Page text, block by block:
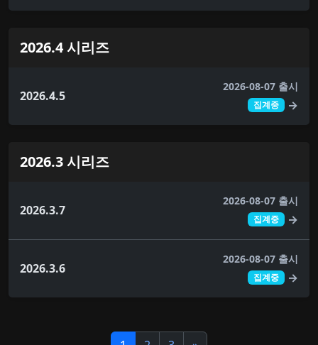
2026.4 시리즈
2026.4.5
2026-08-07 출시
집계중 →
2026.3 시리즈
2026.3.7
2026-08-07 출시
집계중 →
2026.3.6
2026-08-07 출시
집계중 →